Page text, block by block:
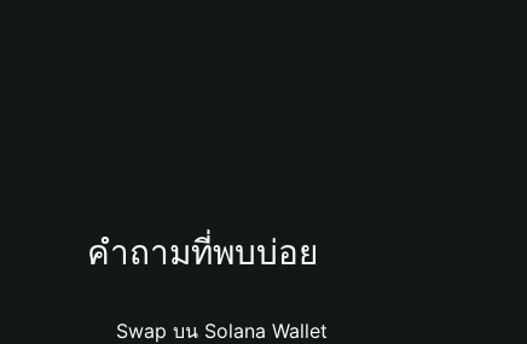
คำถามที่พบบ่อย
Swap บน Solana Wallet